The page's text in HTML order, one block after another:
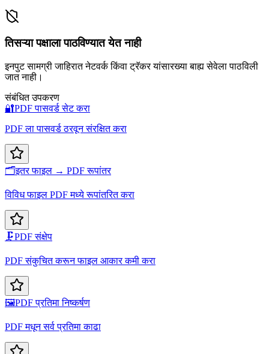
तिसऱ्या पक्षाला पाठविण्यात येत नाही
इनपुट सामग्री जाहिरात नेटवर्क किंवा ट्रॅकर यांसारख्या बाह्य सेवेला पाठविली
जात नाही।
संबंधित उपकरण
🔐PDF पासवर्ड सेट करा
PDF ला पासवर्ड ठरवून संरक्षित करा
🗂️इतर फाइल → PDF रूपांतर
विविध फाइल PDF मध्ये रूपांतरित करा
🗜️PDF संक्षेप
PDF संकुचित करून फाइल आकार कमी करा
🖼️PDF प्रतिमा निष्कर्षण
PDF मधून सर्व प्रतिमा काढा